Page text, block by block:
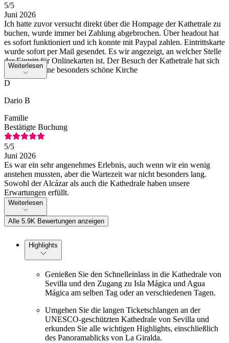
5/5
Juni 2026
Ich hatte zuvor versucht direkt über die Hompage der Kathetrale zu
buchen, wurde immer bei Zahlung abgebrochen. Über headout hat
es sofort funktioniert und ich konnte mit Paypal zahlen. Eintrittskarte
wurde sofort per Mail gesendet. Es wir angezeigt, an welcher Stelle
der Eintritt für Onlinekarten ist. Der Besuch der Kathetrale hat sich
gelohnt, ist eine besonders schöne Kirche
Weiterlesen
D
Dario B
Familie
Bestätigte Buchung
5/5
Juni 2026
Es war ein sehr angenehmes Erlebnis, auch wenn wir ein wenig
anstehen mussten, aber die Wartezeit war nicht besonders lang.
Sowohl der Alcázar als auch die Kathedrale haben unsere
Erwartungen erfüllt.
Weiterlesen
Alle 5.9K Bewertungen anzeigen
Highlights
Genießen Sie den Schnelleinlass in die Kathedrale von
Sevilla und den Zugang zu Isla Mágica und Agua
Mágica am selben Tag oder an verschiedenen Tagen.
Umgehen Sie die langen Ticketschlangen an der
UNESCO-geschützten Kathedrale von Sevilla und
erkunden Sie alle wichtigen Highlights, einschließlich
des Panoramablicks von La Giralda.